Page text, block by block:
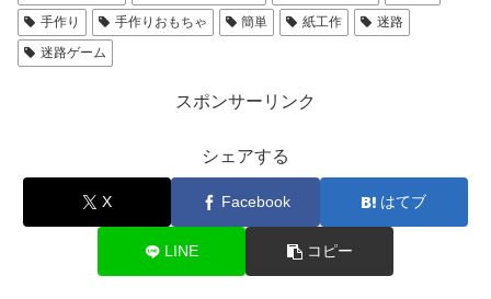
手作り
手作りおもちゃ 簡単 紙工作
迷路
迷路ゲーム
スポンサーリンク
シェアする
X Facebook はてブ
LINE コピー